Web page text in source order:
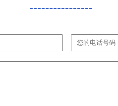
----------------